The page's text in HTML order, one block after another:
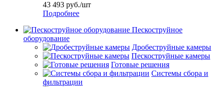
43 493 руб./шт
Подробнее
Пескоструйное
оборудование
Дробеструйные камеры
Пескоструйные камеры
Готовые решения
Системы сбора и
фильтрации